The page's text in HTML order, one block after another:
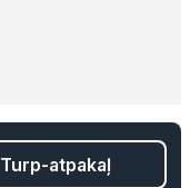
Turp-atpakaļ